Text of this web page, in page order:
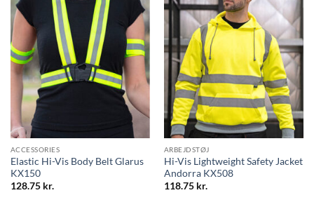
ACCESSORIES
Elastic Hi-Vis Body Belt Glarus
KX150
128.75 kr.
ARBEJDSTØJ
Hi-Vis Lightweight Safety Jacket
Andorra KX508
118.75 kr.